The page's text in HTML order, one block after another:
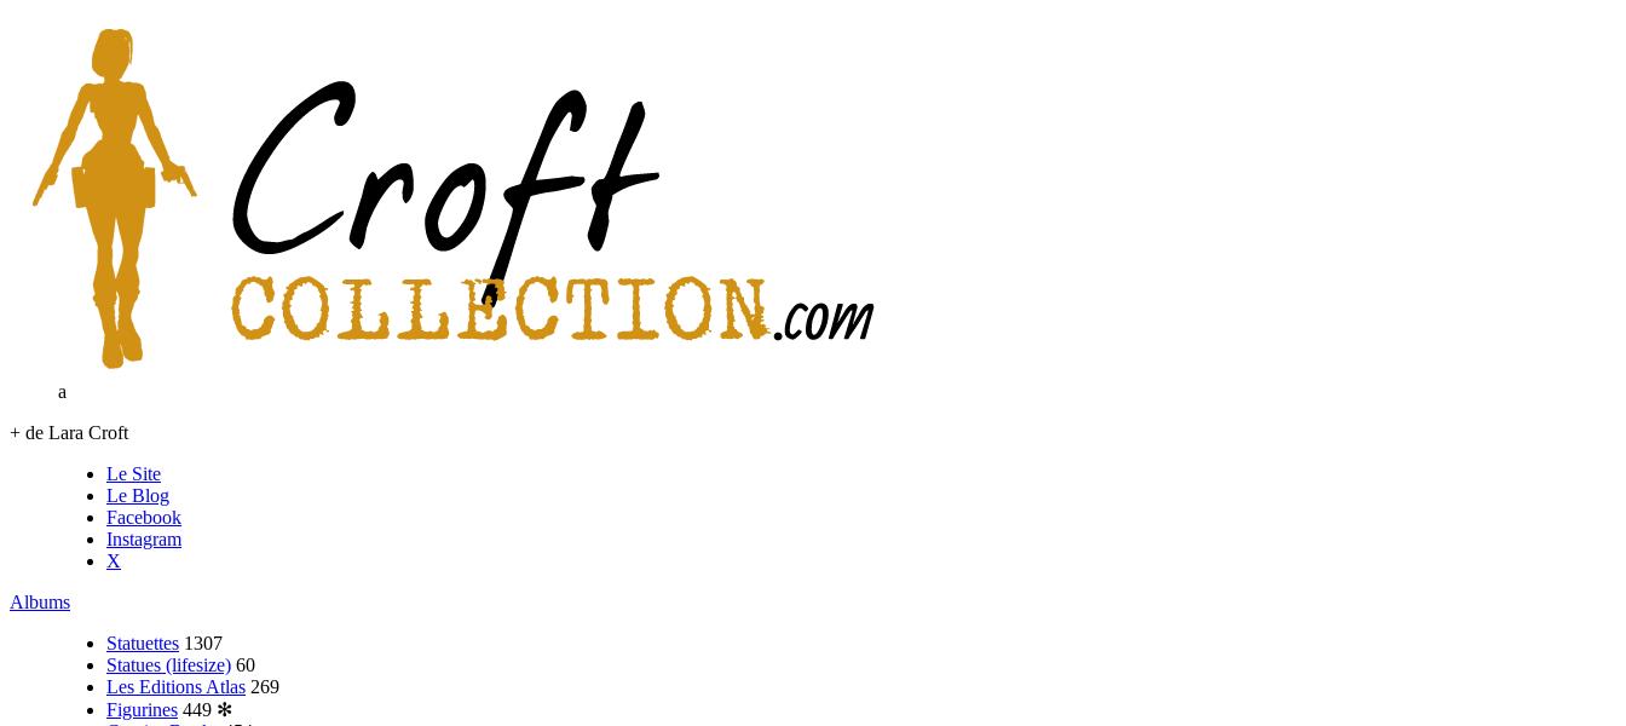
a
+ de Lara Croft
Le Site
Le Blog
Facebook
Instagram
X
Albums
Statuettes 1307
Statues (lifesize) 60
Les Editions Atlas 269
Figurines 449 ✻